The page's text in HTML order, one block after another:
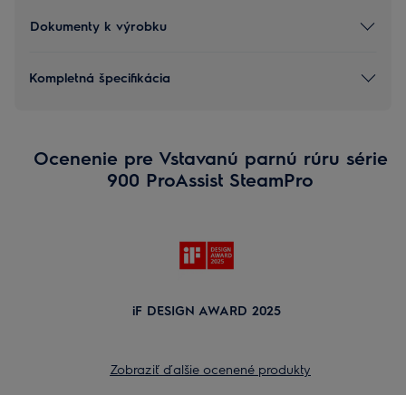
Dokumenty k výrobku
Kompletná špecifikácia
Ocenenie pre Vstavanú parnú rúru série
900 ProAssist SteamPro
iF DESIGN AWARD 2025
Zobraziť ďalšie ocenené produkty